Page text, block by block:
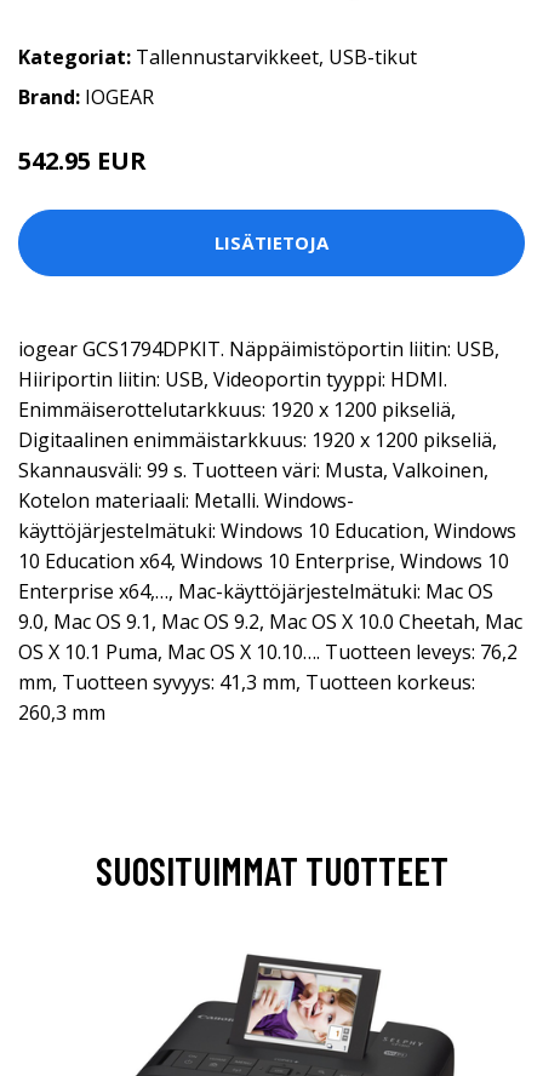
Kategoriat: Tallennustarvikkeet, USB-tikut
Brand: IOGEAR
542.95 EUR
LISÄTIETOJA
iogear GCS1794DPKIT. Näppäimistöportin liitin: USB,
Hiiriportin liitin: USB, Videoportin tyyppi: HDMI.
Enimmäiserottelutarkkuus: 1920 x 1200 pikseliä,
Digitaalinen enimmäistarkkuus: 1920 x 1200 pikseliä,
Skannausväli: 99 s. Tuotteen väri: Musta, Valkoinen,
Kotelon materiaali: Metalli. Windows-
käyttöjärjestelmätuki: Windows 10 Education, Windows
10 Education x64, Windows 10 Enterprise, Windows 10
Enterprise x64,…, Mac-käyttöjärjestelmätuki: Mac OS
9.0, Mac OS 9.1, Mac OS 9.2, Mac OS X 10.0 Cheetah, Mac
OS X 10.1 Puma, Mac OS X 10.10…. Tuotteen leveys: 76,2
mm, Tuotteen syvyys: 41,3 mm, Tuotteen korkeus:
260,3 mm
SUOSITUIMMAT TUOTTEET